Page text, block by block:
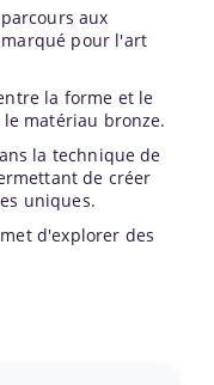
aux
pour l'art
la forme et le
matériau bronze.
la technique de
de créer
uniques.
d'explorer des